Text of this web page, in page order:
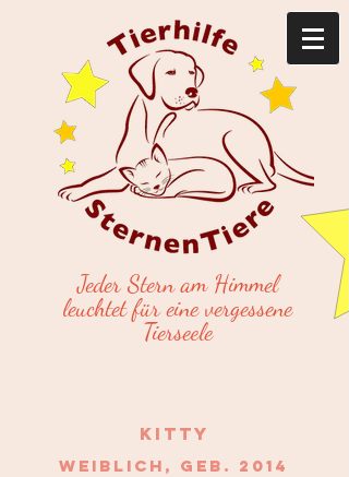
Jeder Stern am Himmel
leuchtet für eine vergessene
Tierseele
kitty
weiblich, Geb. 2014